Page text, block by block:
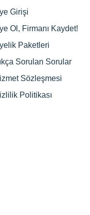
Girişi
Ol, Firmanı Kaydet!
Paketleri
Sorulan Sorular
Sözleşmesi
Politikası